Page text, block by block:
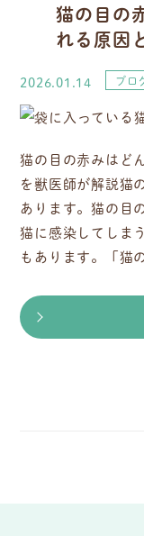
猫の目の
れる原因
2026.01.14 ブロ
猫の目の赤みはど
を獣医師が解説猫
あります。猫の目
猫に感染してしま
もあります。「猫